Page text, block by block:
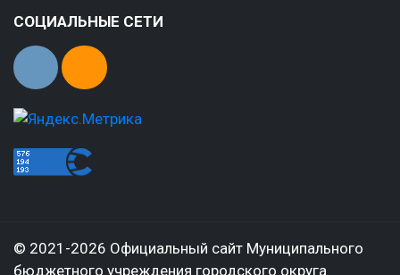
СОЦИАЛЬНЫЕ СЕТИ
© 2021-2026 Официальный сайт Муниципального
бюджетного учреждения городского округа